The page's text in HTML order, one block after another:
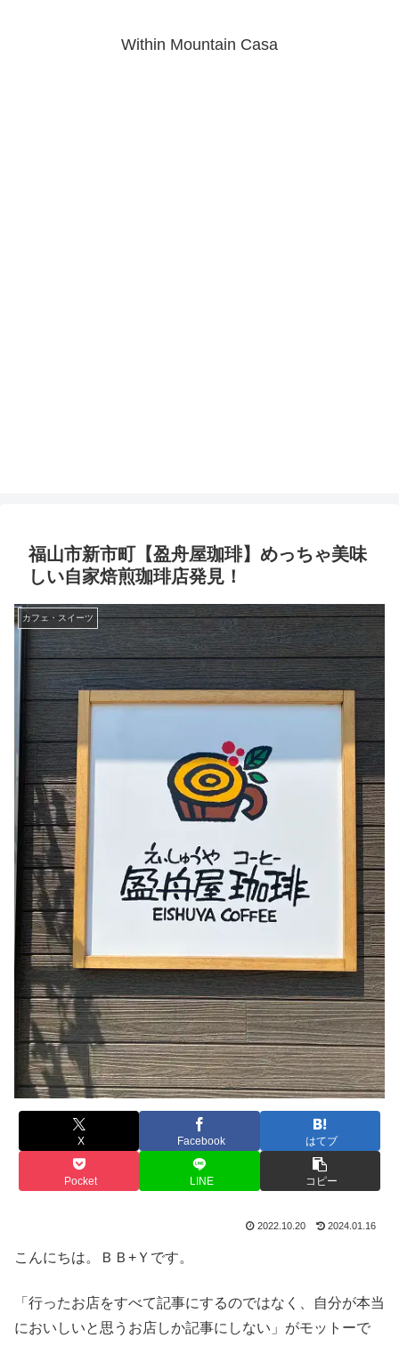
Within Mountain Casa
福山市新市町【盈舟屋珈琲】めっちゃ美味
しい自家焙煎珈琲店発見！
カフェ・スイーツ
X Facebook はてブ
Pocket LINE コピー
2022.10.20 2024.01.16
こんにちは。ＢＢ+Ｙです。
「行ったお店をすべて記事にするのではなく、自分が本当
においしいと思うお店しか記事にしない」がモットーで